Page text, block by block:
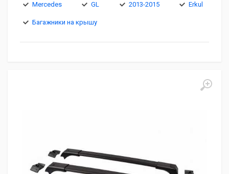
Mercedes GL 2013-2015 Erkul
Багажники на крышу